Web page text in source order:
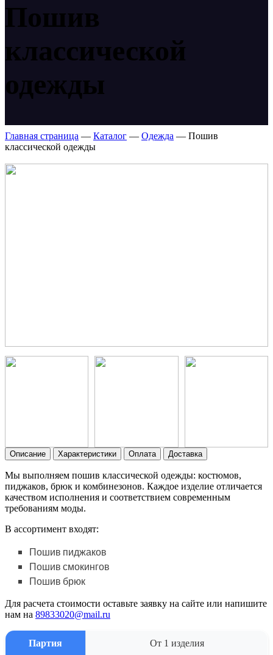
Пошив
классической
одежды
Главная страница — Каталог — Одежда — Пошив
классической одежды
Описание Характеристики Оплата Доставка
Мы выполняем пошив классической одежды: костюмов,
пиджаков, брюк и комбинезонов. Каждое изделие отличается
качеством исполнения и соответствием современным
требованиям моды.
В ассортимент входят:
Пошив пиджаков
Пошив смокингов
Пошив брюк
Для расчета стоимости оставьте заявку на сайте или напишите
нам на 89833020@mail.ru
Партия От 1 изделия